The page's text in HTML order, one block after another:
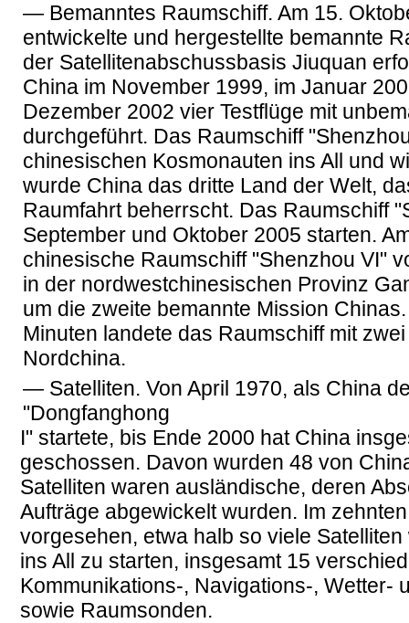
— Bemanntes Raumschiff. Am 15.
entwickelte und hergestellte bemannte
der Satellitenabschussbasis Jiuquan
China im November 1999, im Januar
Dezember 2002 vier Testflüge mit
durchgeführt. Das Raumschiff
chinesischen Kosmonauten ins All und
wurde China das dritte Land der Welt,
Raumfahrt beherrscht. Das Raumschiff
September und Oktober 2005 starten.
chinesische Raumschiff "Shenzhou VI"
in der nordwestchinesischen Provinz
um die zweite bemannte Mission
Minuten landete das Raumschiff mit
Nordchina.
— Satelliten. Von April 1970, als China
"Dongfanghong
I" startete, bis Ende 2000 hat China
geschossen. Davon wurden 48 von
Satelliten waren ausländische, deren
Aufträge abgewickelt wurden. Im
vorgesehen, etwa halb so viele
ins All zu starten, insgesamt 15
Kommunikations-, Navigations-, Wetter-
sowie Raumsonden.